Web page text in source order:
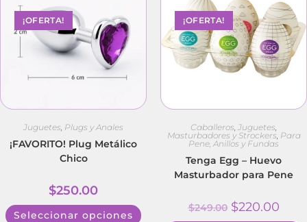
¡OFERTA!
Juguetes Plugs y Anales
¡FAVORITO! Plug Metálico
Chico
$250.00
Seleccionar opciones
¡OFERTA!
Caballeros Juguetes
Masturbadores y Strockers Para
Pene, Anillos y Fundas
Tenga Egg – Huevo
Masturbador para Pene
$249.00 $220.00